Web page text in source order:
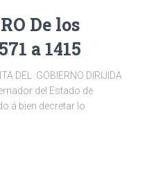
De los
a 1415
DEL GOBIERNO DIRIJIDA
del Estado de
á bien decretar lo